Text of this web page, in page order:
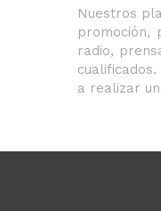
Nuestros
promoción,
radio,
a realizar